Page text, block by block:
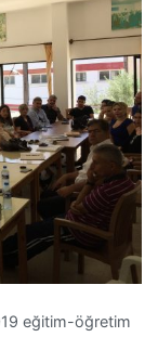
eğitim-öğretim